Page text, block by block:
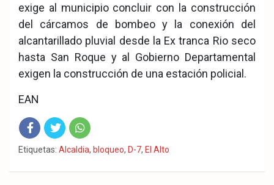
exige al municipio concluir con la construcción
del cárcamos de bombeo y la conexión del
alcantarillado pluvial desde la Ex tranca Rio seco
hasta San Roque y al Gobierno Departamental
exigen la construcción de una estación policial.
EAN
Fac
eb
Twit
ter
Wha
tsA
Etiquetas: Alcaldia, bloqueo, D-7, El Alto